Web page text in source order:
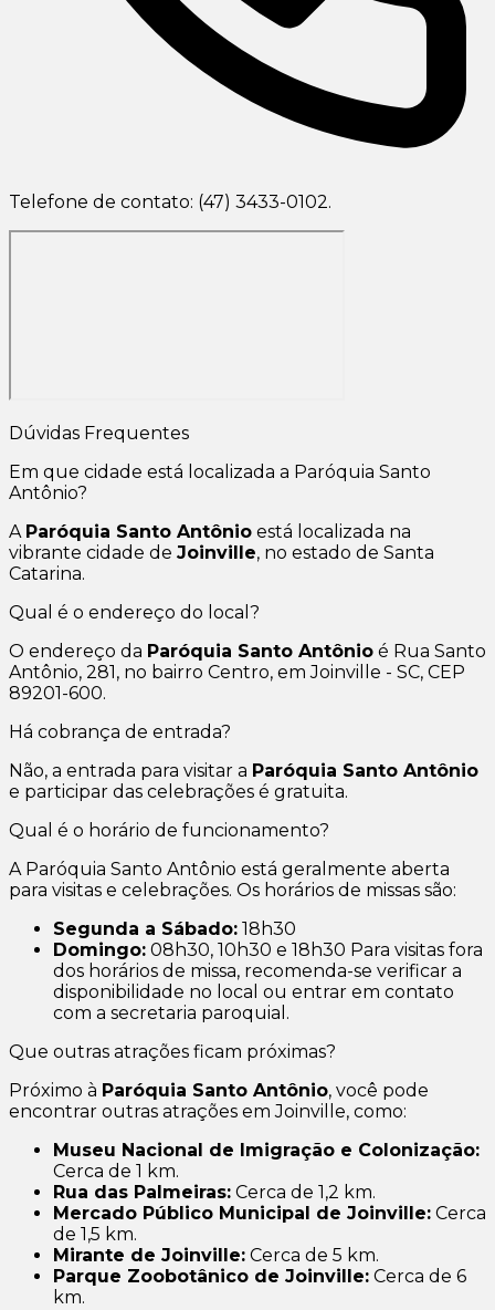
Telefone de contato: (47) 3433-0102.
Dúvidas Frequentes
Em que cidade está localizada a Paróquia Santo
Antônio?
A Paróquia Santo Antônio está localizada na
vibrante cidade de Joinville, no estado de Santa
Catarina.
Qual é o endereço do local?
O endereço da Paróquia Santo Antônio é Rua Santo
Antônio, 281, no bairro Centro, em Joinville - SC, CEP
89201-600.
Há cobrança de entrada?
Não, a entrada para visitar a Paróquia Santo Antônio
e participar das celebrações é gratuita.
Qual é o horário de funcionamento?
A Paróquia Santo Antônio está geralmente aberta
para visitas e celebrações. Os horários de missas são:
Segunda a Sábado: 18h30
Domingo: 08h30, 10h30 e 18h30 Para visitas fora
dos horários de missa, recomenda-se verificar a
disponibilidade no local ou entrar em contato
com a secretaria paroquial.
Que outras atrações ficam próximas?
Próximo à Paróquia Santo Antônio, você pode
encontrar outras atrações em Joinville, como:
Museu Nacional de Imigração e Colonização:
Cerca de 1 km.
Rua das Palmeiras: Cerca de 1,2 km.
Mercado Público Municipal de Joinville: Cerca
de 1,5 km.
Mirante de Joinville: Cerca de 5 km.
Parque Zoobotânico de Joinville: Cerca de 6
km.